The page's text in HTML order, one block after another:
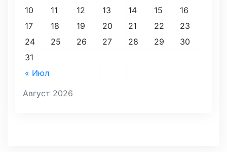
Август 2026
« Июл
10
11 12 13 14 15
16
17
18 19 20 21 22
23
24
25 26 27 28 29
30
31